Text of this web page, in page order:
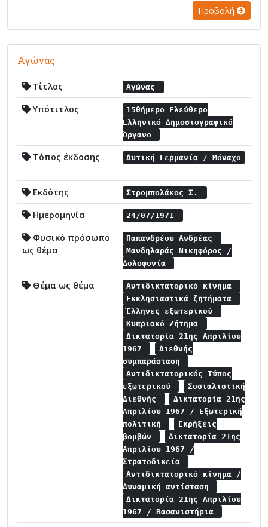
Προβολή
Αγώνας
Τίτλος Αγώνας
Υπότιτλος
15θήμερο Ελεύθερο
Ελληνικό Δημοσιογραφικό
Όργανο
Τόπος έκδοσης Δυτική Γερμανία / Μόναχο
Εκδότης Στρομπολάκος Σ.
Ημερομηνία 24/07/1971
Φυσικό πρόσωπο
ως θέμα
Παπανδρέου Ανδρέας
Μανδηλαράς Νικηφόρος /
Δολοφονία
Θέμα ως θέμα
Αντιδικτατορικό κίνημα
Εκκλησιαστικά ζητήματα
Έλληνες εξωτερικού
Κυπριακό Ζήτημα
Δικτατορία 21ης Απριλίου
1967
Διεθνής
συμπαράσταση
Αντιδικτατορικός Τύπος
εξωτερικού
Σοσιαλιστική
Διεθνής
Δικτατορία 21ης
Απριλίου 1967 / Εξωτερική
πολιτική
Εκρήξεις
βομβών
Δικτατορία 21ης
Απριλίου 1967 /
Στρατοδικεία
Αντιδικτατορικό κίνημα /
Δυναμική αντίσταση
Δικτατορία 21ης Απριλίου
1967 / Βασανιστήρια